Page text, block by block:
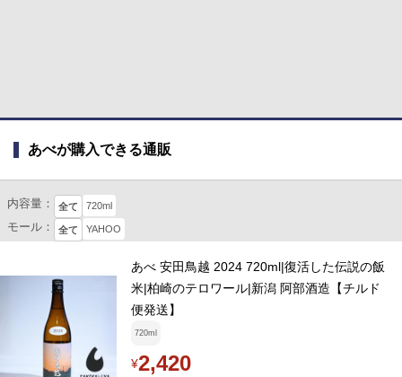
あべが購入できる通販
内容量： 全て 720ml
モール： 全て YAHOO
あべ 安田鳥越 2024 720ml|復活した伝説の飯
米|柏崎のテロワール|新潟 阿部酒造【チルド
便発送】
720ml
¥2,420